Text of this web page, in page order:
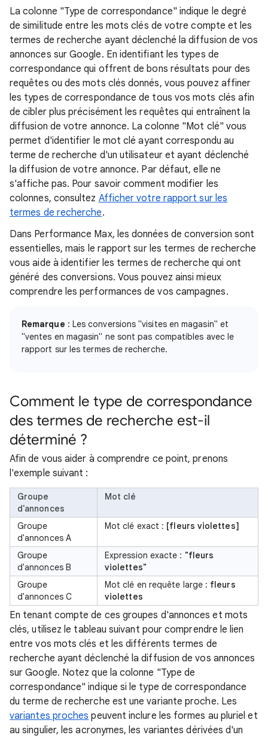
La colonne "Type de correspondance" indique le degré
de similitude entre les mots clés de votre compte et les
termes de recherche ayant déclenché la diffusion de vos
annonces sur Google. En identifiant les types de
correspondance qui offrent de bons résultats pour des
requêtes ou des mots clés donnés, vous pouvez affiner
les types de correspondance de tous vos mots clés afin
de cibler plus précisément les requêtes qui entraînent la
diffusion de votre annonce. La colonne "Mot clé" vous
permet d'identifier le mot clé ayant correspondu au
terme de recherche d'un utilisateur et ayant déclenché
la diffusion de votre annonce. Par défaut, elle ne
s'affiche pas. Pour savoir comment modifier les
colonnes, consultez Afficher votre rapport sur les
termes de recherche.
Dans Performance Max, les données de conversion sont
essentielles, mais le rapport sur les termes de recherche
vous aide à identifier les termes de recherche qui ont
généré des conversions. Vous pouvez ainsi mieux
comprendre les performances de vos campagnes.
Remarque : Les conversions "visites en magasin" et
"ventes en magasin" ne sont pas compatibles avec le
rapport sur les termes de recherche.
Comment le type de correspondance
des termes de recherche est-il
déterminé ?
Afin de vous aider à comprendre ce point, prenons
l'exemple suivant :
Groupe
d'annonces
Mot clé
Groupe
d'annonces A
Mot clé exact : [fleurs violettes]
Groupe
d'annonces B
Expression exacte : "fleurs
violettes"
Groupe
d'annonces C
Mot clé en requête large : fleurs
violettes
En tenant compte de ces groupes d'annonces et mots
clés, utilisez le tableau suivant pour comprendre le lien
entre vos mots clés et les différents termes de
recherche ayant déclenché la diffusion de vos annonces
sur Google. Notez que la colonne "Type de
correspondance" indique si le type de correspondance
du terme de recherche est une variante proche. Les
variantes proches peuvent inclure les formes au pluriel et
au singulier, les acronymes, les variantes dérivées d'un